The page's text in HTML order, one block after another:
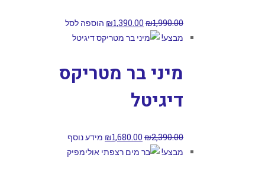
₪1,990.00
₪1,390.00
הוספה לסל
מבצע!
מיני בר מטריקס
דיגיטל
₪2,390.00
₪1,680.00
מידע נוסף
מבצע!